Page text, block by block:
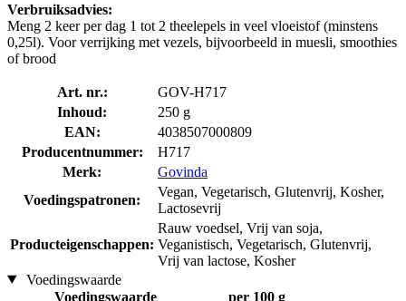
Verbruiksadvies:
Meng 2 keer per dag 1 tot 2 theelepels in veel vloeistof (minstens
0,25l). Voor verrijking met vezels, bijvoorbeeld in muesli, smoothies
of brood
Art. nr.:
GOV-H717
Inhoud:
250 g
EAN:
4038507000809
Producentnummer:
H717
Merk:
Govinda
Voedingspatronen:
Vegan, Vegetarisch, Glutenvrij, Kosher,
Lactosevrij
Producteigenschappen:
Rauw voedsel, Vrij van soja,
Veganistisch, Vegetarisch, Glutenvrij,
Vrij van lactose, Kosher
Voedingswaarde
Voedingswaarde
per 100 g